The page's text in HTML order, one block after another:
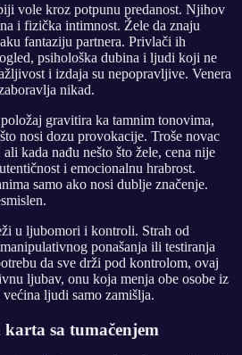
vole kroz potpunu predanost. Njihov
i fizička intimnost. Žele da znaju
fantaziju partnera. Privlači ih
psihološka dubina i ljudi koji ne
i izdaja su nepopravljive. Venera
nikad.
gravitira ka tamnim tonovima,
nosi dozu provokacije. Troše novac
kada nađu nešto što žele, cena nije
i emocionalnu hrabrost.
samo ako nosi dublje značenje.
u ljubomori i kontroli. Strah od
ponašanja ili testiranja
da sve drži pod kontrolom, ovaj
ljubav, onu koja menja obe osobe iz
ljudi samo zamišlja.
sa tumačenjem